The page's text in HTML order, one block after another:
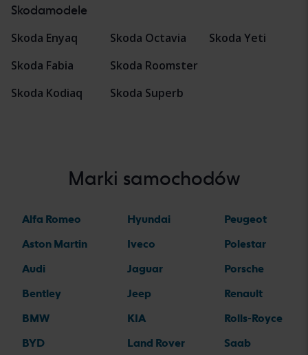
Skodamodele
Skoda Enyaq
Skoda Fabia
Skoda Kodiaq
Skoda Octavia
Skoda Roomster
Skoda Superb
Skoda Yeti
Marki samochodów
Alfa Romeo
Aston Martin
Audi
Bentley
BMW
BYD
Hyundai
Iveco
Jaguar
Jeep
KIA
Land Rover
Peugeot
Polestar
Porsche
Renault
Rolls-Royce
Saab